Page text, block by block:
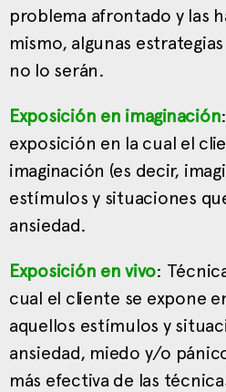
problema afrontado y las
mismo, algunas
no lo serán.
Exposición en imaginación
exposición en la cual el
imaginación (es decir,
estímulos y situaciones
ansiedad.
Exposición en vivo:
cual el cliente se expone
aquellos estímulos y
ansiedad, miedo y/o
más efectiva de las